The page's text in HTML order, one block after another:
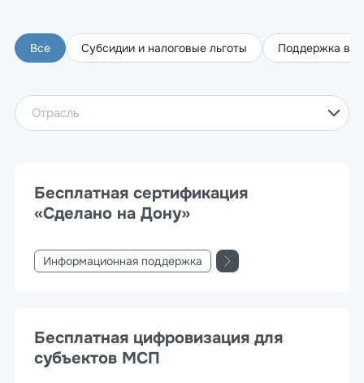
Все Субсидии и налоговые льготы Поддержка во
Отрасль
Бесплатная сертификация
«Сделано на Дону»
Информационная поддержка
Бесплатная цифровизация для
субъектов МСП